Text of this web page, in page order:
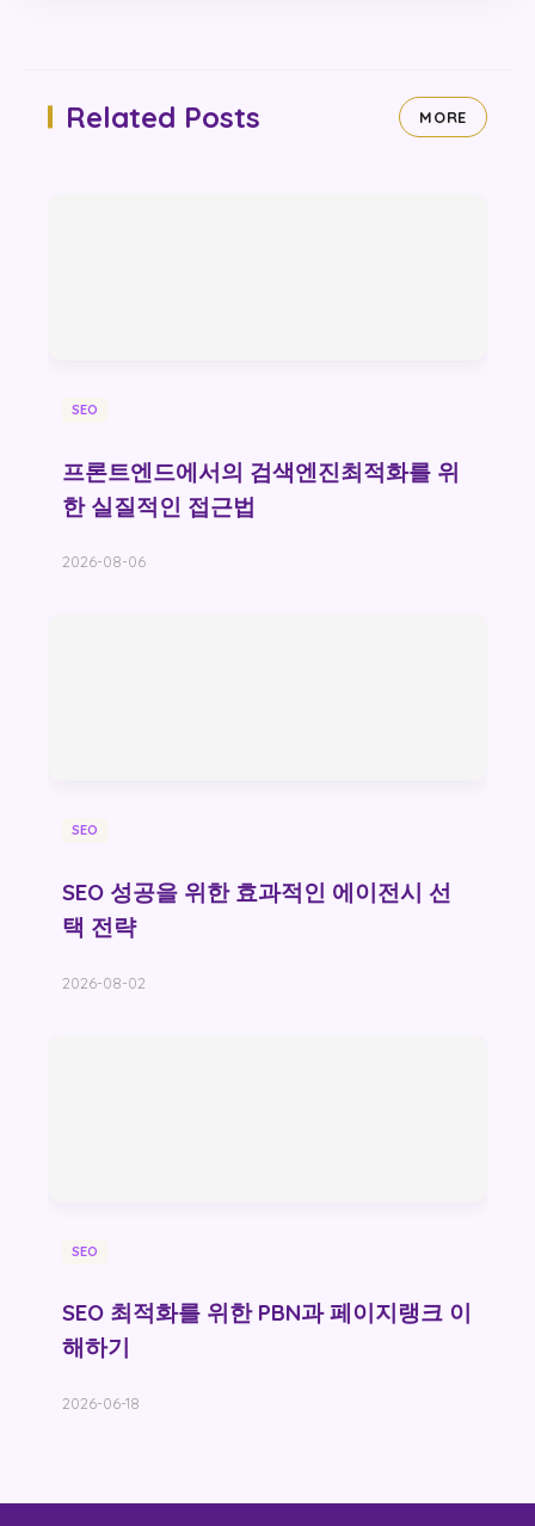
Related Posts MORE
SEO
프론트엔드에서의 검색엔진최적화를 위
한 실질적인 접근법
2026-08-06
SEO
SEO 성공을 위한 효과적인 에이전시 선
택 전략
2026-08-02
SEO
SEO 최적화를 위한 PBN과 페이지랭크 이
해하기
2026-06-18